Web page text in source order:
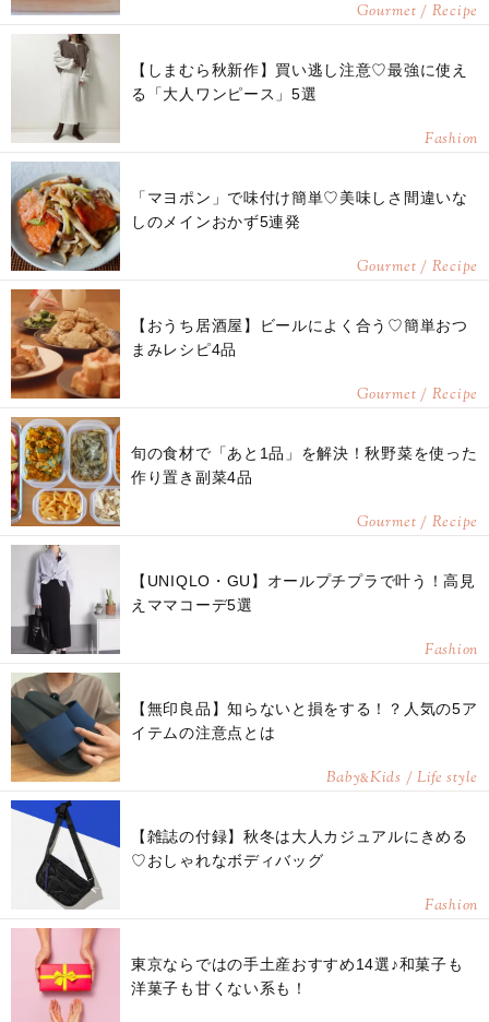
Gourmet / Recipe
【しまむら秋新作】買い逃し注意♡最強に使え
る「大人ワンピース」5選
Fashion
「マヨポン」で味付け簡単♡美味しさ間違いな
しのメインおかず5連発
Gourmet / Recipe
【おうち居酒屋】ビールによく合う♡簡単おつ
まみレシピ4品
Gourmet / Recipe
旬の食材で「あと1品」を解決！秋野菜を使った
作り置き副菜4品
Gourmet / Recipe
【UNIQLO・GU】オールプチプラで叶う！高見
えママコーデ5選
Fashion
【無印良品】知らないと損をする！？人気の5ア
イテムの注意点とは
Baby&Kids / Life style
【雑誌の付録】秋冬は大人カジュアルにきめる
♡おしゃれなボディバッグ
Fashion
東京ならではの手土産おすすめ14選♪和菓子も
洋菓子も甘くない系も！